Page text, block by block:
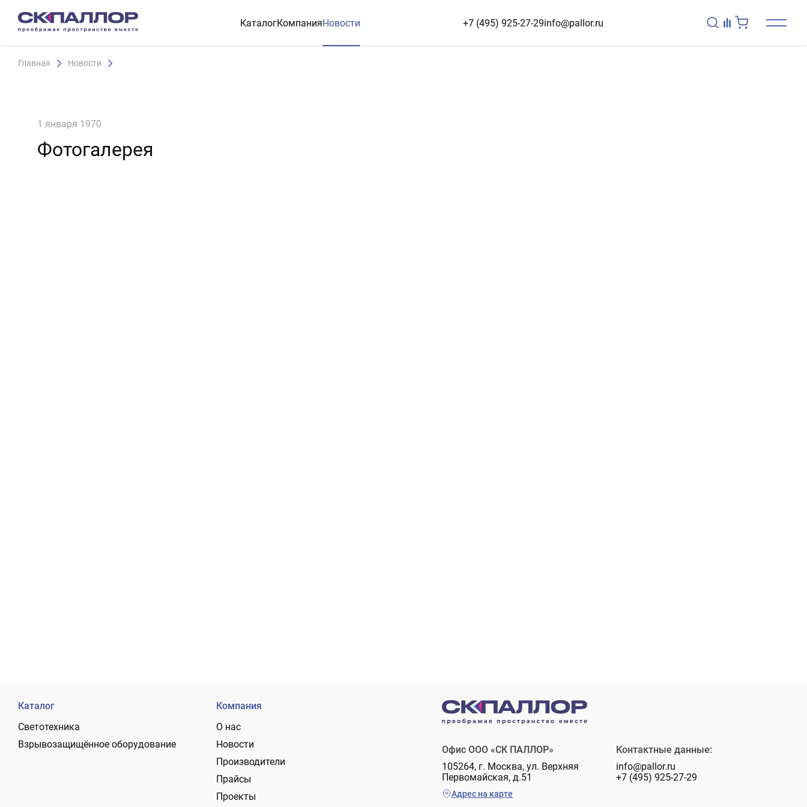
КаталогКомпанияНовости +7 (495) 925-27-29info@pallor.ru
Главная Новости
1 января 1970
Фотогалерея
Каталог
Светотехника
Взрывозащищённое оборудование
Компания
О нас
Новости
Производители
Прайсы
Проекты
Офис ООО «СК ПАЛЛОР»
105264, г. Москва, ул. Верхняя
Первомайская, д.51
Адрес на карте
Контактные данные:
info@pallor.ru
+7 (495) 925-27-29